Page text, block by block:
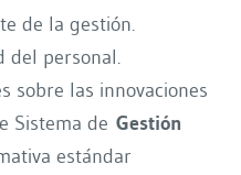
de la gestión.
del personal.
sobre las innovaciones
Sistema de Gestión
estándar